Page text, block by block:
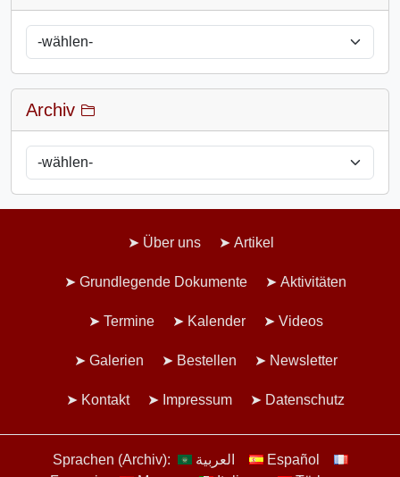
Archiv
Über uns Artikel
Grundlegende Dokumente Aktivitäten
Termine Kalender Videos
Galerien Bestellen Newsletter
Kontakt Impressum Datenschutz
Sprachen (Archiv): العربية
Español